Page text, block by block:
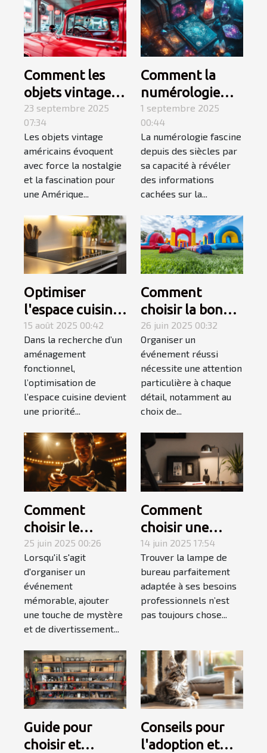
Comment les
objets vintage
américains
capturent-ils
l'essence d'une
époque révolue
?
23 septembre 2025
07:34
Les objets vintage
américains évoquent
avec force la nostalgie
et la fascination pour
une Amérique...
Comment la
numérologie
influence-t-elle
votre chemin de
vie ?
1 septembre 2025
00:44
La numérologie fascine
depuis des siècles par
sa capacité à révéler
des informations
cachées sur la...
Optimiser
l'espace cuisine
avec une plaque
électrique
adaptée
15 août 2025 00:42
Dans la recherche d’un
aménagement
fonctionnel,
l’optimisation de
l’espace cuisine devient
une priorité...
Comment
choisir la bonne
structure
gonflable pour
votre
événement ?
26 juin 2025 00:32
Organiser un
événement réussi
nécessite une attention
particulière à chaque
détail, notamment au
choix de...
Comment
choisir le
meilleur
magicien
mentaliste pour
votre
événement
25 juin 2025 00:26
Lorsqu'il s'agit
d'organiser un
événement
mémorable, ajouter
une touche de mystère
et de divertissement...
Comment
choisir une
lampe de
bureau adaptée
à votre style de
travail
14 juin 2025 17:54
Trouver la lampe de
bureau parfaitement
adaptée à ses besoins
professionnels n’est
pas toujours chose...
Guide pour
choisir et
Conseils pour
l'adoption et